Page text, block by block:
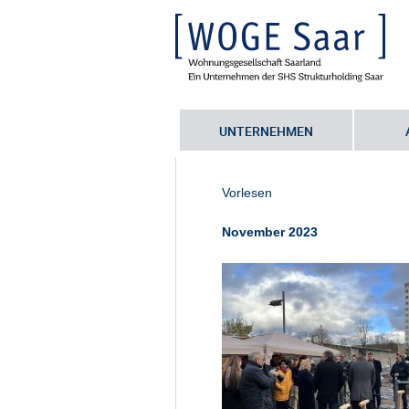
UNTERNEHMEN
Sie befinden sich hier:
231120_Weizsäcker_Begruessung3
Vorlesen
November 2023